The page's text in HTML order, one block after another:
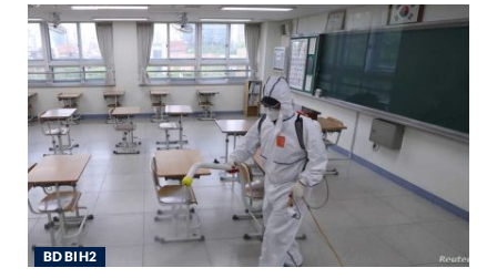
BD BIH2